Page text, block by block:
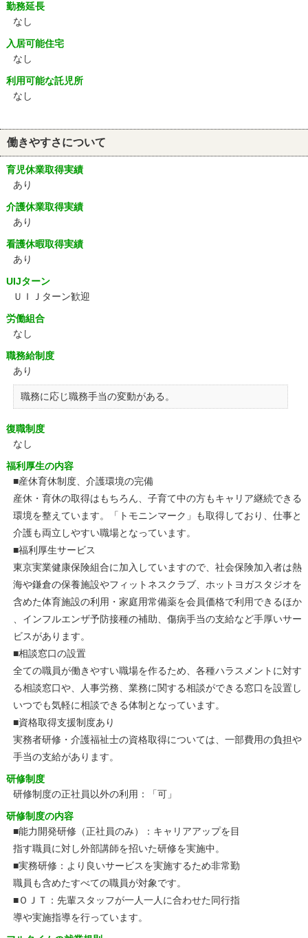
勤務延長
なし
入居可能住宅
なし
利用可能な託児所
なし
働きやすさについて
育児休業取得実績
あり
介護休業取得実績
あり
看護休暇取得実績
あり
UIJターン
ＵＩＪターン歓迎
労働組合
なし
職務給制度
あり
職務に応じ職務手当の変動がある。
復職制度
なし
福利厚生の内容
■産休育休制度、介護環境の完備
産休・育休の取得はもちろん、子育て中の方もキャリア継続できる
環境を整えています。「トモニンマーク」も取得しており、仕事と
介護も両立しやすい職場となっています。
■福利厚生サービス
東京実業健康保険組合に加入していますので、社会保険加入者は熱
海や鎌倉の保養施設やフィットネスクラブ、ホットヨガスタジオを
含めた体育施設の利用・家庭用常備薬を会員価格で利用できるほか
、インフルエンザ予防接種の補助、傷病手当の支給など手厚いサー
ビスがあります。
■相談窓口の設置
全ての職員が働きやすい職場を作るため、各種ハラスメントに対す
る相談窓口や、人事労務、業務に関する相談ができる窓口を設置し
いつでも気軽に相談できる体制となっています。
■資格取得支援制度あり
実務者研修・介護福祉士の資格取得については、一部費用の負担や
手当の支給があります。
研修制度
研修制度の正社員以外の利用：「可」
研修制度の内容
■能力開発研修（正社員のみ）：キャリアアップを目
指す職員に対し外部講師を招いた研修を実施中。
■実務研修：より良いサービスを実施するため非常勤
職員も含めたすべての職員が対象です。
■ＯＪＴ：先輩スタッフが一人一人に合わせた同行指
導や実施指導を行っています。